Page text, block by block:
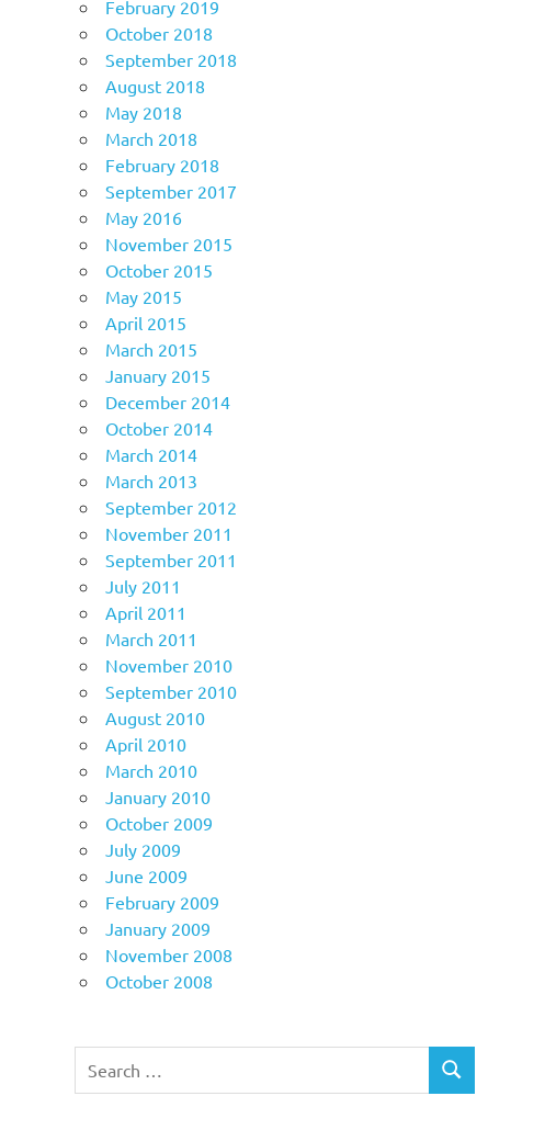
February 2019
October 2018
September 2018
August 2018
May 2018
March 2018
February 2018
September 2017
May 2016
November 2015
October 2015
May 2015
April 2015
March 2015
January 2015
December 2014
October 2014
March 2014
March 2013
September 2012
November 2011
September 2011
July 2011
April 2011
March 2011
November 2010
September 2010
August 2010
April 2010
March 2010
January 2010
October 2009
July 2009
June 2009
February 2009
January 2009
November 2008
October 2008
for:
SEARCH